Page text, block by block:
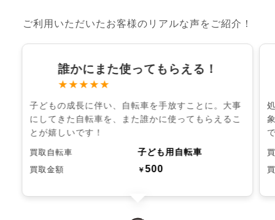
ご利用いただいたお客様のリアルな声をご紹介！
誰かにまた使ってもらえる！
★★★★★
子どもの成長に伴い、自転車を手放すことに。大事
にしてきた自転車を、また誰かに使ってもらえるこ
とが嬉しいです！
買取自転車 子ども用自転車
買取金額 ￥500